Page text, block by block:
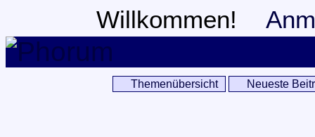
Willkommen!
Themenübersicht Neueste